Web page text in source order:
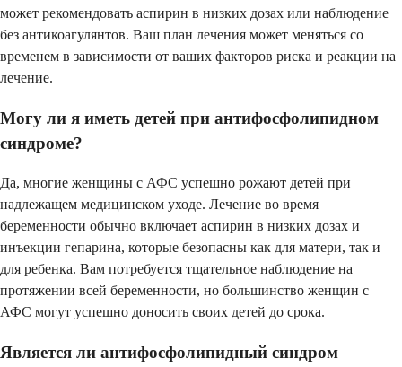
может рекомендовать аспирин в низких дозах или наблюдение
без антикоагулянтов. Ваш план лечения может меняться со
временем в зависимости от ваших факторов риска и реакции на
лечение.
Могу ли я иметь детей при антифосфолипидном
синдроме?
Да, многие женщины с АФС успешно рожают детей при
надлежащем медицинском уходе. Лечение во время
беременности обычно включает аспирин в низких дозах и
инъекции гепарина, которые безопасны как для матери, так и
для ребенка. Вам потребуется тщательное наблюдение на
протяжении всей беременности, но большинство женщин с
АФС могут успешно доносить своих детей до срока.
Является ли антифосфолипидный синдром